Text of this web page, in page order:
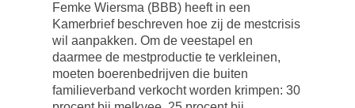
Femke Wiersma (BBB) heeft in een
Kamerbrief beschreven hoe zij de mestcrisis
wil aanpakken. Om de veestapel en
daarmee de mestproductie te verkleinen,
moeten boerenbedrijven die buiten
familieverband verkocht worden krimpen: 30